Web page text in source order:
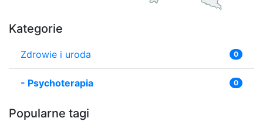
Kategorie
Zdrowie i uroda 0
- Psychoterapia 0
Popularne tagi